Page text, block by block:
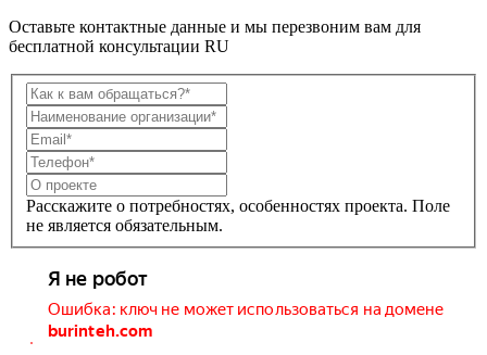
Оставьте контактные данные и мы перезвоним вам для
бесплатной консультации RU
Расскажите о потребностях, особенностях проекта. Поле
не является обязательным.